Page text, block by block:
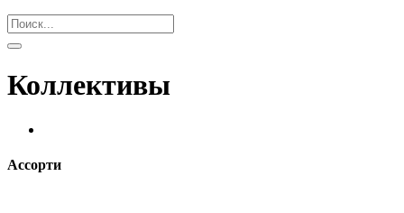
Коллективы
Ассорти